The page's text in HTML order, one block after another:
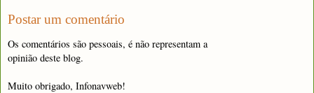
Postar um comentário
Os comentários são pessoais, é não representam a
opinião deste blog.
Muito obrigado, Infonavweb!